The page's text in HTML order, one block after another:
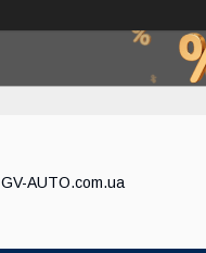
GV-AUTO.com.ua